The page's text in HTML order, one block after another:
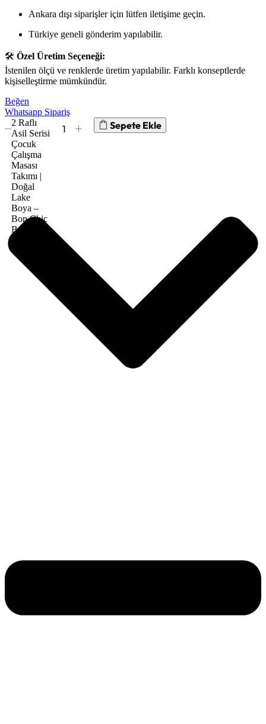
Ankara dışı siparişler için lütfen iletişime geçin.
Türkiye geneli gönderim yapılabilir.
🛠️ Özel Üretim Seçeneği:
İstenilen ölçü ve renklerde üretim yapılabilir. Farklı konseptlerde
kişiselleştirme mümkündür.
Beğen
Whatsapp Sipariş
2 Raflı
Asil Serisi
Çocuk
Çalışma
Masası
Takımı |
Doğal
Lake
Boya –
Bon Chic
Baby adet
Sepete Ekle